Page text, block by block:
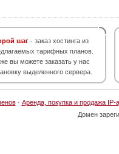
шаг - заказ хостинга из
тарифных планов.
вы можете заказать у нас
выделенного сервера.
· Аренда, покупка и продажа IP-
Домен